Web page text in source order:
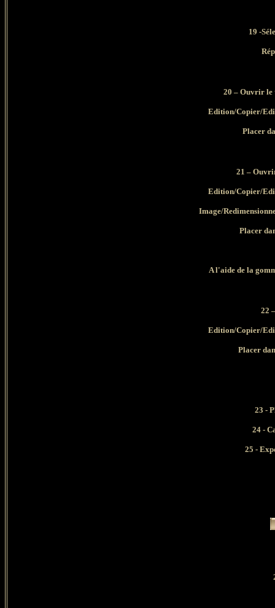
19 -
20 – Ouvrir le
Edition/Copier/
Placer
21 –
Edition/Copier/
Image/
Placer
A l'aide de la
22
Edition/Copier/
Placer
23 -
24 -
25 -